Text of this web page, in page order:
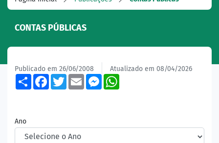
CONTAS PÚBLICAS
Publicado em 26/06/2008 Atualizado em 08/04/2026
ShareFacebook
TwitterEmailMessenger
Ano